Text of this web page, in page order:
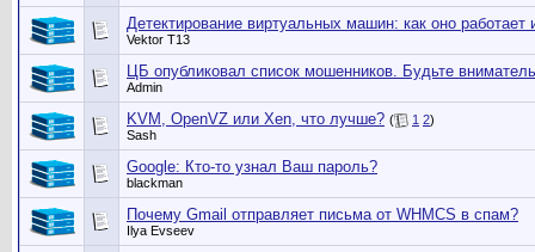
Детектирование виртуальных машин: как оно работает
Vektor T13
ЦБ опубликовал список мошенников. Будьте
Admin
KVM, OpenVZ или Xen, что лучше? ( 1 2)
Sash
Google: Кто-то узнал Ваш пароль?
blackman
Почему Gmail отправляет письма от WHMCS в спам?
Ilya Evseev